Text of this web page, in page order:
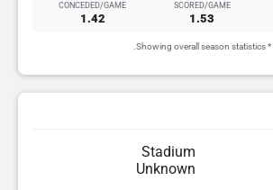
SCORED/GAME
1.53
CONCEDED/GAME
1.42
* Showing overall season statistics.
Stadium
Unknown